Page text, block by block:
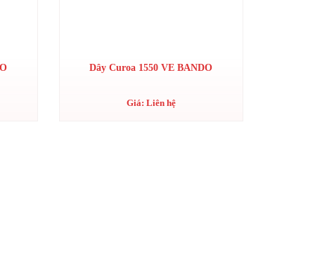
Dây Curoa 1550 VE BANDO
Giá: Liên hệ